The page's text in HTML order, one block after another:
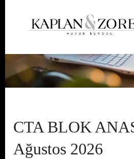
CTA BLOK
Ağustos 2026